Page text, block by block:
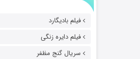
فیلم بادیگارد
فیلم دایره زنگی
سریال گنج مظفر